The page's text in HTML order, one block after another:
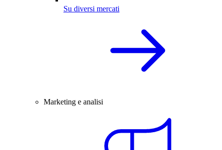
Su diversi mercati
Marketing e analisi